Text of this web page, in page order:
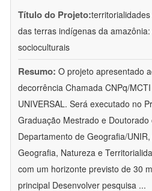
Título do Projeto:
das terras indígenas da
socioculturais
Resumo: O projeto apresentado
decorrência Chamada CNPq/
UNIVERSAL. Será executado no
Graduação Mestrado e
Departamento de Geografia/
Geografia, Natureza e
com um horizonte previsto de 30
principal Desenvolver pesquisa ...